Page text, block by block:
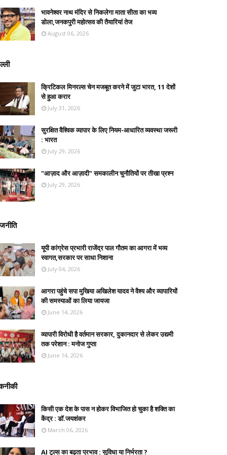
भावनेश्वर नाथ मंदिर से निकलेगा माता सीता का भव्य
डोला,जनकपुरी महोत्सव की तैयारियां तेज
August 06, 2026
क्रिटिकल मिनरल्स चेन मजबूत करने में जुटा भारत, 11 देशों
से हुआ करार
July 31, 2026
सुरक्षित वैश्विक व्यापार के लिए नियम-आधारित व्यवस्था जरूरी
: भारत
July 29, 2026
"आज़ाद और आज़ादी" समकालीन चुनौतियों पर तीखा प्रश्न
July 29, 2026
यूपी कांग्रेस प्रभारी राजेंद्र पाल गौतम का आगरा में भव्य
स्वागत,सरकार पर साधा निशाना
July 04, 2026
आगरा पहुंचे सपा मुखिया अखिलेश यादव ने वैश्य और व्यापारियों
की समस्याओं का लिया जायजा
June 14, 2026
व्यापारी विरोधी है वर्तमान सरकार, दुकानदार से लेकर उद्यमी
तक परेशान : मनोज गुप्ता
June 14, 2026
किसी एक देश के पास न होकर विभाजित हो चुका है शक्ति का
केंद्र : डॉ.जयशंकर
March 06, 2026
AI टूल्स का बढ़ता प्रभाव : सुविधा या निर्भरता ?